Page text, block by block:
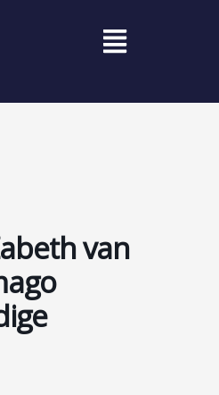
Menu
van